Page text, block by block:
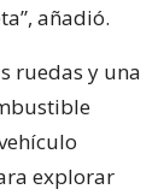
añadió.
ruedas y una
explorar